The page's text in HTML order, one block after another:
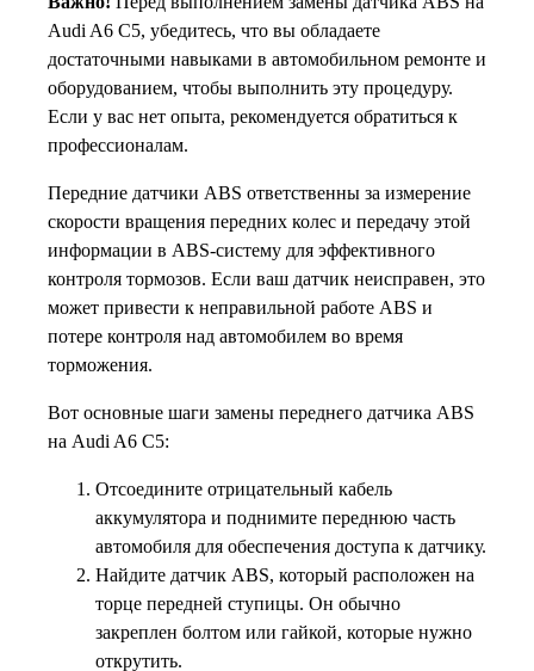
Audi A6 C5, убедитесь, что вы обладаете
достаточными навыками в автомобильном ремонте и
оборудованием, чтобы выполнить эту процедуру.
Если у вас нет опыта, рекомендуется обратиться к
профессионалам.
Передние датчики ABS ответственны за измерение
скорости вращения передних колес и передачу этой
информации в ABS-систему для эффективного
контроля тормозов. Если ваш датчик неисправен, это
может привести к неправильной работе ABS и
потере контроля над автомобилем во время
торможения.
Вот основные шаги замены переднего датчика ABS
на Audi A6 C5:
Отсоедините отрицательный кабель
аккумулятора и поднимите переднюю часть
автомобиля для обеспечения доступа к датчику.
Найдите датчик ABS, который расположен на
торце передней ступицы. Он обычно
закреплен болтом или гайкой, которые нужно
открутить.